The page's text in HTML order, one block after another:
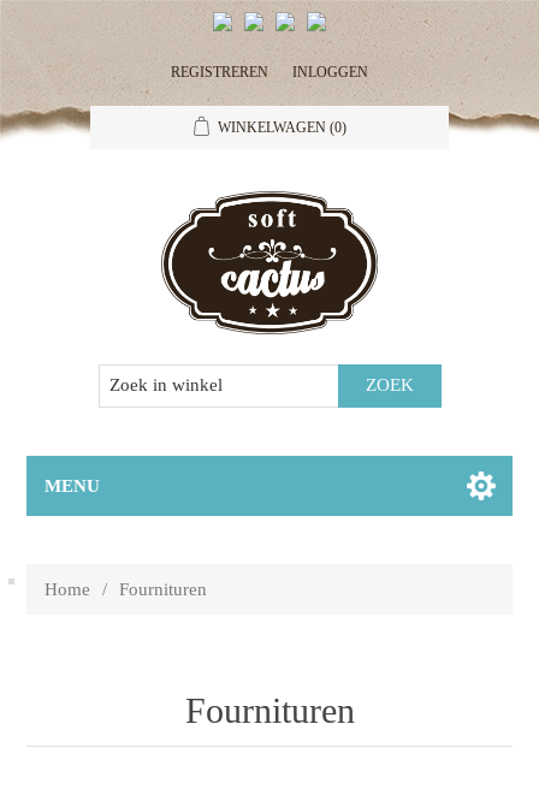
REGISTREREN INLOGGEN
WINKELWAGEN (0)
MENU
Home / Fournituren
Fournituren